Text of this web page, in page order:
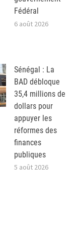
Fédéral
6 août 2026
Sénégal : La
BAD débloque
35,4 millions de
dollars pour
appuyer les
réformes des
finances
publiques
5 août 2026